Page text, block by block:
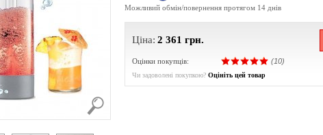
Можливий обмін/повернення протягом 14 днів
Ціна: 2 361 грн.
Оцінки покупців: (10)
Чи задоволені покупкою? Оцініть цей товар